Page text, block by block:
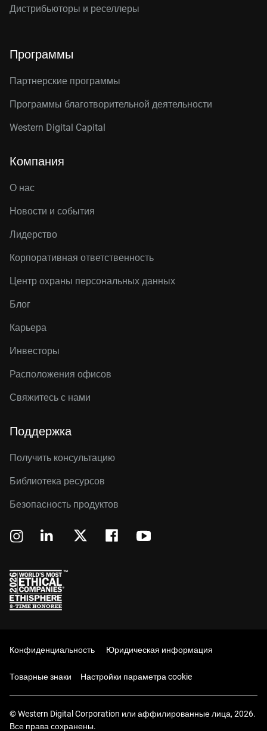
Дистрибьюторы и реселлеры
Программы
Партнерские программы
Программы благотворительной деятельности
Western Digital Capital
Компания
О нас
Новости и события
Лидерство
Корпоративная ответственность
Центр охраны персональных данных
Блог
Карьера
Инвесторы
Расположения офисов
Свяжитесь с нами
Поддержка
Получить консультацию
Библиотека ресурсов
Безопасность продуктов
Конфиденциальность Юридическая информация
Товарные знаки Настройки параметра cookie
© Western Digital Corporation или аффилированные лица, 2026.
Все права сохранены.